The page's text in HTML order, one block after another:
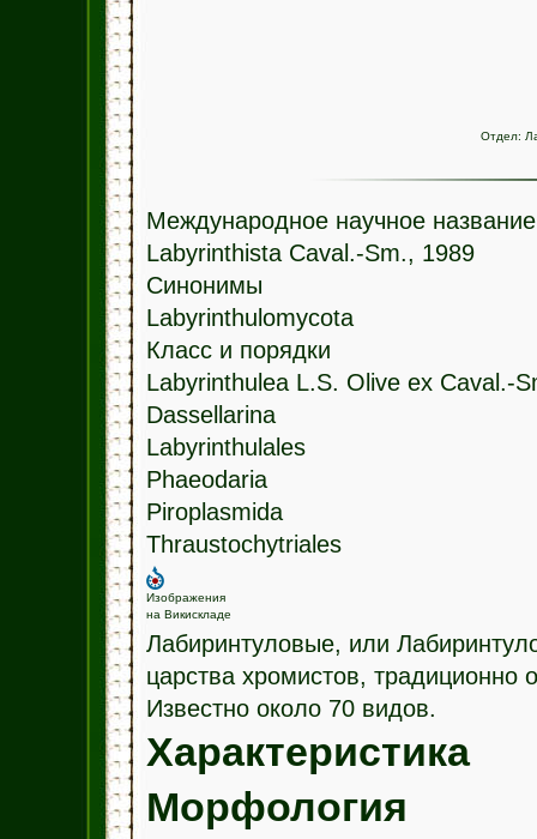
Отдел:
Международное научное название
Labyrinthista Caval.-Sm., 1989
Синонимы
Labyrinthulomycota
Класс и порядки
Labyrinthulea L.S. Olive ex Caval.-
Dassellarina
Labyrinthulales
Phaeodaria
Piroplasmida
Thraustochytriales
Изображения
на Викискладе
Лабиринтуловые, или
царства хромистов,
Известно около 70 видов.
Характеристика
Морфология